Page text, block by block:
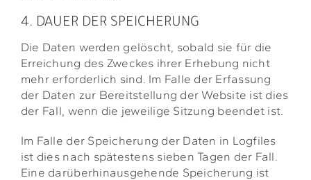
4. DAUER DER SPEICHERUNG
Die Daten werden gelöscht, sobald sie für die
Erreichung des Zweckes ihrer Erhebung nicht
mehr erforderlich sind. Im Falle der Erfassung
der Daten zur Bereitstellung der Website ist dies
der Fall, wenn die jeweilige Sitzung beendet ist.
Im Falle der Speicherung der Daten in Logfiles
ist dies nach spätestens sieben Tagen der Fall.
Eine darüberhinausgehende Speicherung ist